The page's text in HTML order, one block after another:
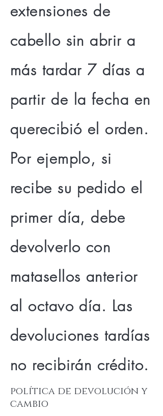
extensiones de
cabello sin abrir a
más tardar 7 días a
partir de la fecha en
querecibió el orden.
Por ejemplo, si
recibe su pedido el
primer día, debe
devolverlo con
matasellos anterior
al octavo día. Las
devoluciones tardías
no recibirán crédito.
política de devolución y
cambio